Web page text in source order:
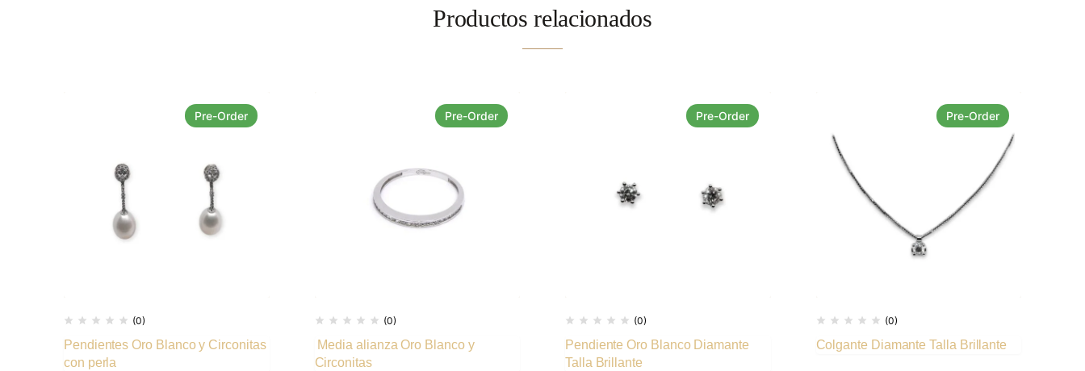
Productos relacionados
Pre-Order
(0)
Pendientes Oro Blanco y Circonitas
con perla
Pre-Order
(0)
Media alianza Oro Blanco y
Circonitas
Pre-Order
(0)
Pendiente Oro Blanco Diamante
Talla Brillante
Pre-Order
(0)
Colgante Diamante Talla Brillante